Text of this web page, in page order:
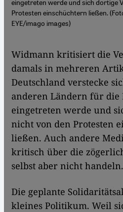
Protesten einschüchtern ließen.
EYE/imago images)
Widmann kritisiert die
damals in mehreren
Deutschland verstecke
anderen Ländern für
eingetreten werde und
nicht von den Protesten
ließen. Auch andere
kritisch über die
selbst aber nicht handeln.
Die geplante
kleines Politikum. Weil